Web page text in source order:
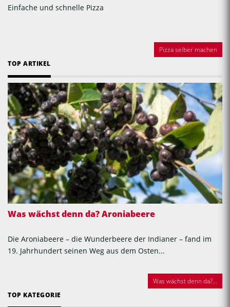
Einfache und schnelle Pizza
Pizza selber machen
TOP ARTIKEL
Was wächst denn da? Aroniabeere
Die Aroniabeere – die Wunderbeere der Indianer – fand im
19. Jahrhundert seinen Weg aus dem Osten...
Was wächst denn da?...
TOP KATEGORIE